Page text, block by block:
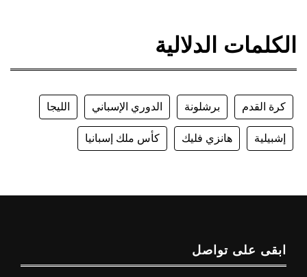
الكلمات الدلالية
كرة القدم برشلونة الدوري الإسباني الليجا
إشبيلية هانزي فليك كأس ملك إسبانيا
ابقى على تواصل